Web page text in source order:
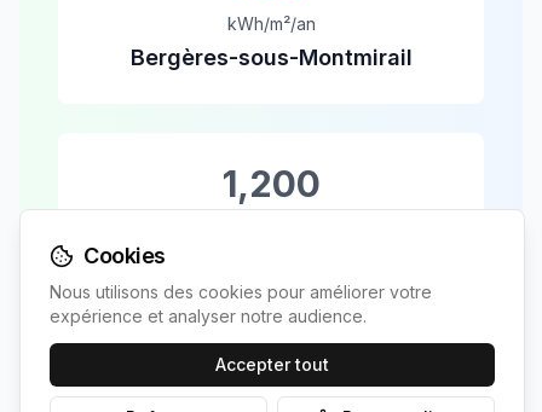
kWh/m²/an
Bergères-sous-Montmirail
1,200
+2%
Cookies
Nous utilisons des cookies pour améliorer votre
expérience et analyser notre audience.
Accepter tout